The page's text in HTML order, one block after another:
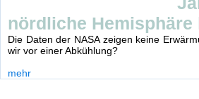
nördliche Hemisphäre
Die Daten der NASA zeigen keine
wir vor einer Abkühlung?
mehr